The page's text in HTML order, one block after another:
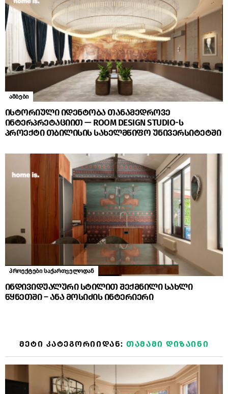
ამბები
ისტორიული იდენტობა თანამედროვე
ინტერპრეტაციით — ROOM DESIGN STUDIO-ს
პროექტი თბილისის სახელმწიფო უნივერსიტეტში
პროექტები საქართველოდან
ინდივიდუალური სტილით შექმნილი სახლი
წყნეთში – ანა მოსიძის ინტერიერი
ᲛᲔᲢᲘ ᲙᲐᲢᲔᲒᲝᲠᲘᲘᲓᲐᲜ:ᲗᲐᲛᲐᲛᲘ ᲓᲘᲖᲐᲘᲜᲘ